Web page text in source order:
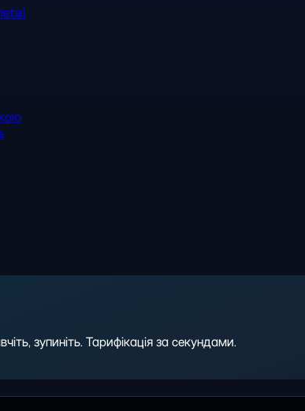
зупиніть. Тарифікація за секундами.